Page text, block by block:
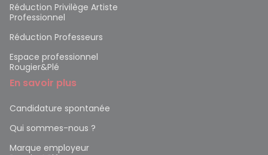
Réduction Privilège Artiste
Professionnel
Réduction Professeurs
Espace professionnel
Rougier&Plé
En savoir plus
Candidature spontanée
Qui sommes-nous ?
Marque employeur